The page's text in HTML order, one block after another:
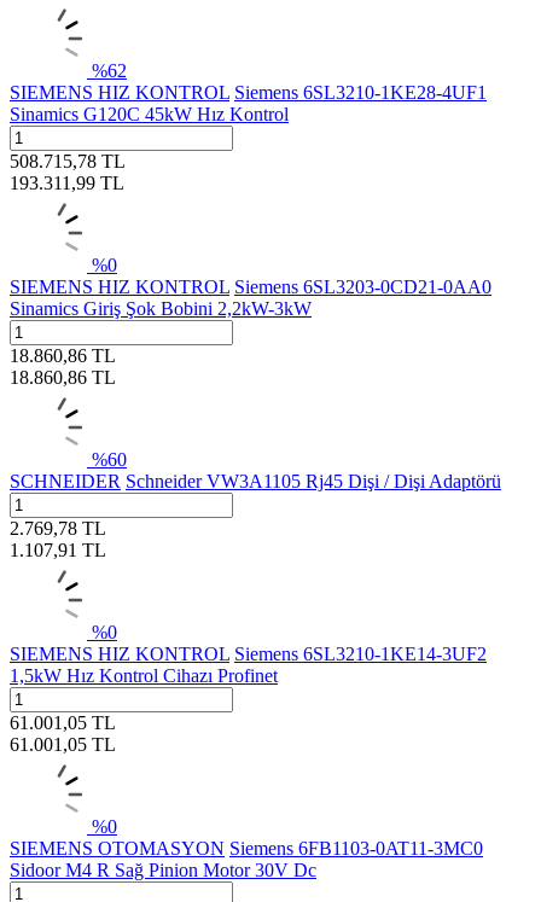
%62
SIEMENS HIZ KONTROL Siemens 6SL3210-1KE28-4UF1
Sinamics G120C 45kW Hız Kontrol
508.715,78 TL
193.311,99 TL
%0
SIEMENS HIZ KONTROL Siemens 6SL3203-0CD21-0AA0
Sinamics Giriş Şok Bobini 2,2kW-3kW
18.860,86 TL
18.860,86 TL
%60
SCHNEIDER Schneider VW3A1105 Rj45 Dişi / Dişi Adaptörü
2.769,78 TL
1.107,91 TL
%0
SIEMENS HIZ KONTROL Siemens 6SL3210-1KE14-3UF2
1,5kW Hız Kontrol Cihazı Profinet
61.001,05 TL
61.001,05 TL
%0
SIEMENS OTOMASYON Siemens 6FB1103-0AT11-3MC0
Sidoor M4 R Sağ Pinion Motor 30V Dc